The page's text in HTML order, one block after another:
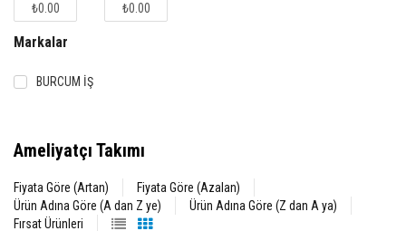
₺0.00 ₺0.00
Markalar
BURCUM İŞ
Ameliyatçı Takımı
Fiyata Göre (Artan)
Fiyata Göre (Azalan)
Ürün Adına Göre (A dan Z ye)
Ürün Adına Göre (Z dan A ya)
Fırsat Ürünleri